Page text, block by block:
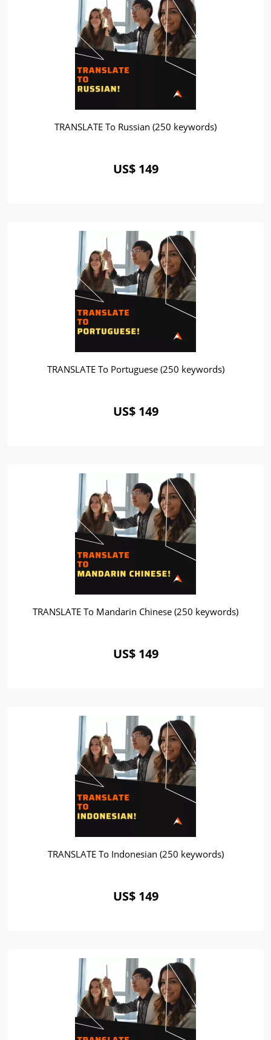
TRANSLATE To Russian (250 keywords)
US$ 149
TRANSLATE To Portuguese (250 keywords)
US$ 149
TRANSLATE To Mandarin Chinese (250 keywords)
US$ 149
TRANSLATE To Indonesian (250 keywords)
US$ 149